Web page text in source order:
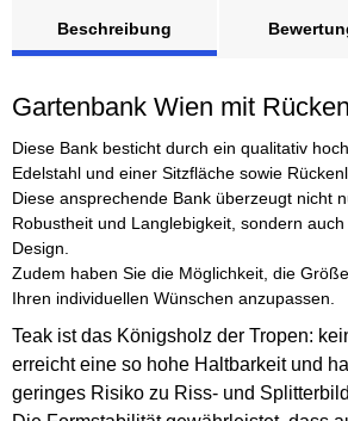
Beschreibung
Gartenbank Wien mit
Diese Bank besticht durch ein qualitativ
Edelstahl und einer Sitzfläche sowie
Diese ansprechende Bank überzeugt nicht
Robustheit und Langlebigkeit, sondern
Design.
Zudem haben Sie die Möglichkeit, die
Ihren individuellen Wünschen anzupassen.
Teak ist das Königsholz der Tropen:
erreicht eine so hohe Haltbarkeit und
geringes Risiko zu Riss- und